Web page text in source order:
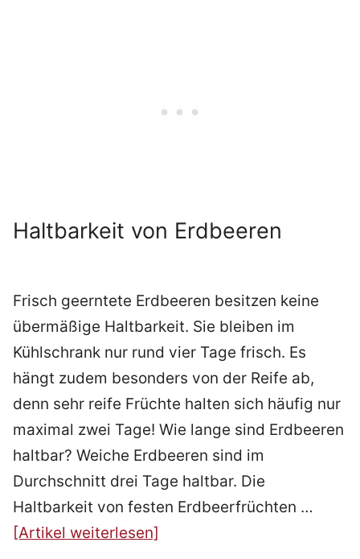
Haltbarkeit von Erdbeeren
Frisch geerntete Erdbeeren besitzen keine
übermäßige Haltbarkeit. Sie bleiben im
Kühlschrank nur rund vier Tage frisch. Es
hängt zudem besonders von der Reife ab,
denn sehr reife Früchte halten sich häufig nur
maximal zwei Tage! Wie lange sind Erdbeeren
haltbar? Weiche Erdbeeren sind im
Durchschnitt drei Tage haltbar. Die
Haltbarkeit von festen Erdbeerfrüchten …
[Artikel weiterlesen]